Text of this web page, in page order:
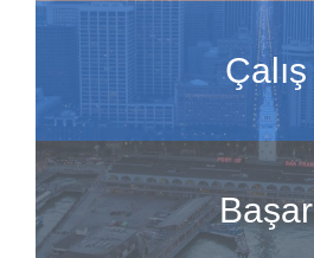
Çalış
Başar